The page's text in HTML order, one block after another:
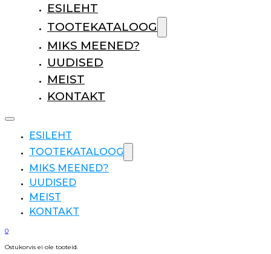
ESILEHT
TOOTEKATALOOG
MIKS MEENED?
UUDISED
MEIST
KONTAKT
ESILEHT
TOOTEKATALOOG
MIKS MEENED?
UUDISED
MEIST
KONTAKT
0
Ostukorvis ei ole tooteid.